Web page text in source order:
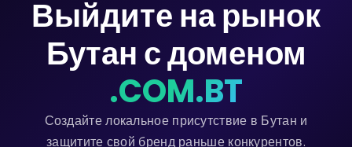
Выйдите на рынок
Бутан с доменом
.COM.BT
Создайте локальное присутствие в Бутан и
защитите свой бренд раньше конкурентов.